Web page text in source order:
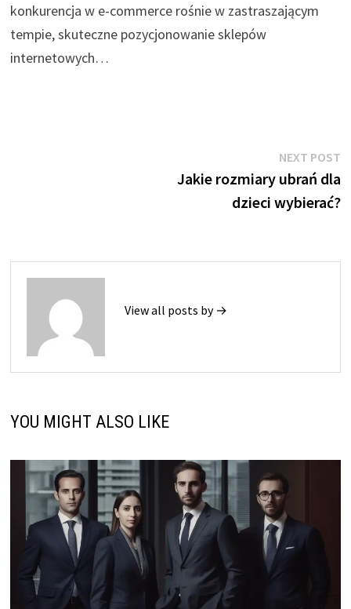
konkurencja w e-commerce rośnie w zastraszającym
tempie, skuteczne pozycjonowanie sklepów
internetowych…
NEXT POST
Jakie rozmiary ubrań dla
dzieci wybierać?
View all posts by →
YOU MIGHT ALSO LIKE